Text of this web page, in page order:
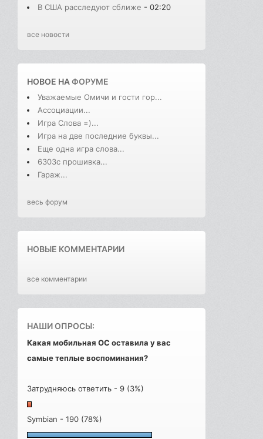
В США расследуют сближе - 02:20
все новости
НОВОЕ НАФОРУМЕ
Уважаемые Омичи и гости гор...
Ассоциации...
Игра Слова =)...
Игра на две последние буквы...
Еще одна игра слова...
6303с прошивка...
Гараж...
весь форум
НОВЫЕ КОММЕНТАРИИ
все комментарии
НАШИ ОПРОСЫ:
Какая мобильная ОС оставила у вас
самые теплые воспоминания?
Затрудняюсь ответить - 9 (3%)
Symbian - 190 (78%)